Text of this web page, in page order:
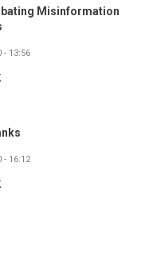
Misinformation
- 13:56
- 16:12